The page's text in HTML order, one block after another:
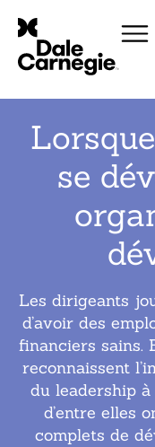
se
Les dirigeants
d’avoir des
financiers sains.
reconnaissent
du leadership à
d’entre elles
complets de